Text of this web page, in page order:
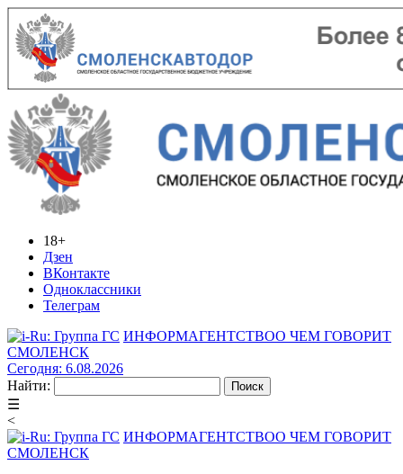
18+
Дзен
ВКонтакте
Одноклассники
Телеграм
ИНФОРМАГЕНТСТВОО ЧЕМ ГОВОРИТ
СМОЛЕНСК
Сегодня: 6.08.2026
Найти:
☰
<
ИНФОРМАГЕНТСТВОО ЧЕМ ГОВОРИТ
СМОЛЕНСК